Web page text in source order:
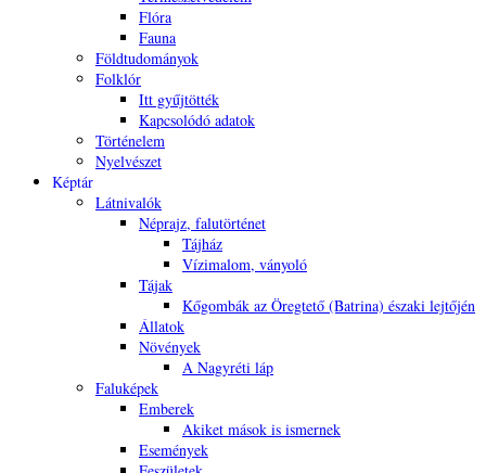
Flóra
Fauna
Földtudományok
Folklór
Itt gyűjtötték
Kapcsolódó adatok
Történelem
Nyelvészet
Képtár
Látnivalók
Néprajz, falutörténet
Tájház
Vízimalom, ványoló
Tájak
Kőgombák az Öregtető (Batrina) északi lejtőjén
Állatok
Növények
A Nagyréti láp
Faluképek
Emberek
Akiket mások is ismernek
Események